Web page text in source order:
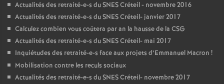
Actualités des retraité-e-s duSNESCréteil - novembre 2016
Actualités des retraité-e-s duSNESCréteil- janvier 2017
Calculez combien vous coûtera par an la hausse de la CSG
Actualités des retraité-e-s duSNESCréteil- mai 2017
Inquiétudes des retraité-e-s face aux projets d’Emmanuel Macron !
Mobilisation contre les reculs sociaux
Actualités des retraité-e-s duSNESCréteil- novembre 2017